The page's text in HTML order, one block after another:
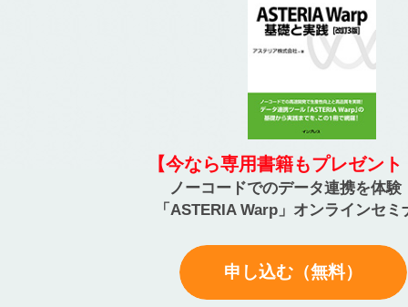
【今なら専用書籍もプレゼン
ノーコードでのデータ連携を体験
「ASTERIA Warp」オンラインセミ
申し込む（無料）